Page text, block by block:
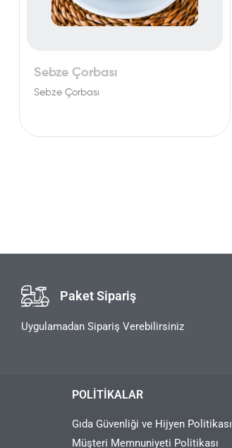
Sebze Çorbası
Sebze Çorbası
Paket Sipariş
Uygulamadan Sipariş Verebilirsiniz
POLITIKALAR
Gıda Güvenliği ve Hijyen Politikası
Müşteri Memnuniyeti Politikası